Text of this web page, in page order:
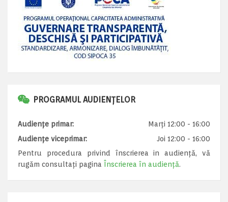
PROGRAMUL AUDIENȚELOR
Audiențe primar:
Marți 12:00 - 16:00
Audiențe viceprimar:
Joi 12:00 - 16:00
Pentru procedura privind înscrierea in audiență, vă
rugăm consultați pagina Înscrierea în audiență.